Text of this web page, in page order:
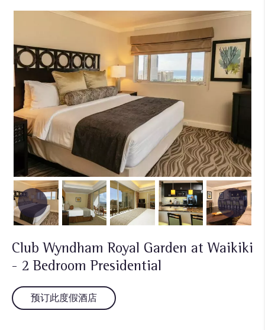
Club Wyndham Royal Garden at Waikiki
- 2 Bedroom Presidential
预订此度假酒店